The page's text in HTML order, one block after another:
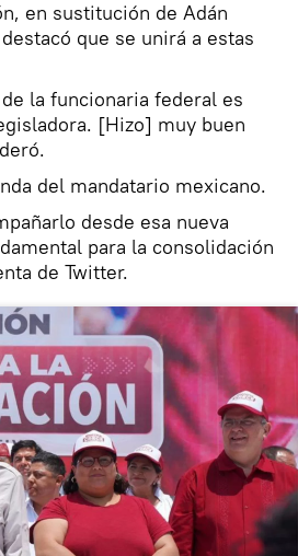
en sustitución de Adán
que se unirá a estas
la funcionaria federal es
[Hizo] muy buen
del mandatario mexicano.
desde esa nueva
para la consolidación
de Twitter.